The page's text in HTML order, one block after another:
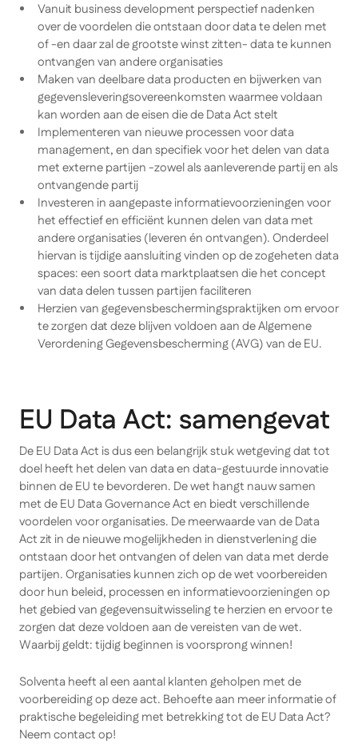
Vanuit business development perspectief nadenken
over de voordelen die ontstaan door data te delen met
of -en daar zal de grootste winst zitten- data te kunnen
ontvangen van andere organisaties
Maken van deelbare data producten en bijwerken van
gegevensleveringsovereenkomsten waarmee voldaan
kan worden aan de eisen die de Data Act stelt
Implementeren van nieuwe processen voor data
management, en dan specifiek voor het delen van data
met externe partijen -zowel als aanleverende partij en als
ontvangende partij
Investeren in aangepaste informatievoorzieningen voor
het effectief en efficiënt kunnen delen van data met
andere organisaties (leveren én ontvangen). Onderdeel
hiervan is tijdige aansluiting vinden op de zogeheten data
spaces: een soort data marktplaatsen die het concept
van data delen tussen partijen faciliteren
Herzien van gegevensbeschermingspraktijken om ervoor
te zorgen dat deze blijven voldoen aan de Algemene
Verordening Gegevensbescherming (AVG) van de EU.
EU Data Act: samengevat
De EU Data Act is dus een belangrijk stuk wetgeving dat tot
doel heeft het delen van data en data-gestuurde innovatie
binnen de EU te bevorderen. De wet hangt nauw samen
met de EU Data Governance Act en biedt verschillende
voordelen voor organisaties. De meerwaarde van de Data
Act zit in de nieuwe mogelijkheden in dienstverlening die
ontstaan door het ontvangen of delen van data met derde
partijen. Organisaties kunnen zich op de wet voorbereiden
door hun beleid, processen en informatievoorzieningen op
het gebied van gegevensuitwisseling te herzien en ervoor te
zorgen dat deze voldoen aan de vereisten van de wet.
Waarbij geldt: tijdig beginnen is voorsprong winnen!
Solventa heeft al een aantal klanten geholpen met de
voorbereiding op deze act. Behoefte aan meer informatie of
praktische begeleiding met betrekking tot de EU Data Act?
Neem contact op!